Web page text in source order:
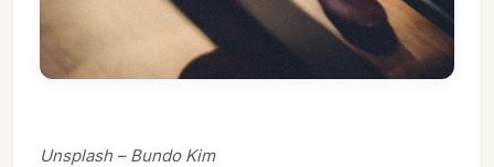
Unsplash – Bundo Kim